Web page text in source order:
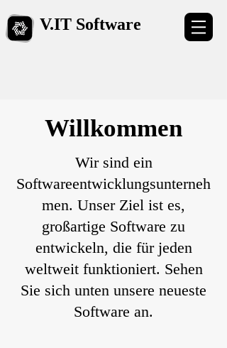
V.​IT Software
Willkommen
Wir sind ein
Softwareentwicklungsunterneh
men. Unser Ziel ist es,
großartige Software zu
entwickeln, die für jeden
weltweit funktioniert. Sehen
Sie sich unten unsere neueste
Software an.